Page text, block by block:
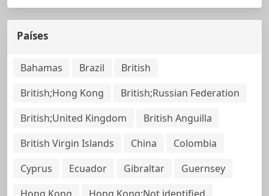
Países
Bahamas Brazil
British
British;Hong Kong
British;Russian Federation
British;United Kingdom
British Anguilla
British Virgin Islands
China
Colombia
Cyprus
Ecuador Gibraltar
Guernsey